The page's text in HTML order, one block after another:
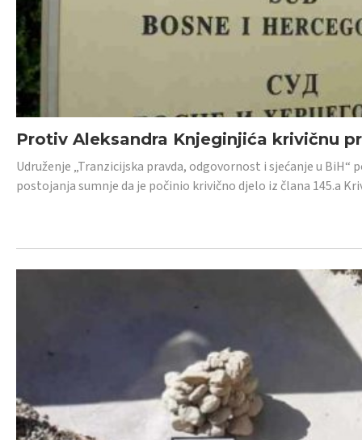
Protiv Aleksandra Knjeginjića krivičnu
Udruženje „Tranzicijska pravda, odgovornost i sjećanje u
postojanja sumnje da je počinio krivično djelo iz člana 145.a